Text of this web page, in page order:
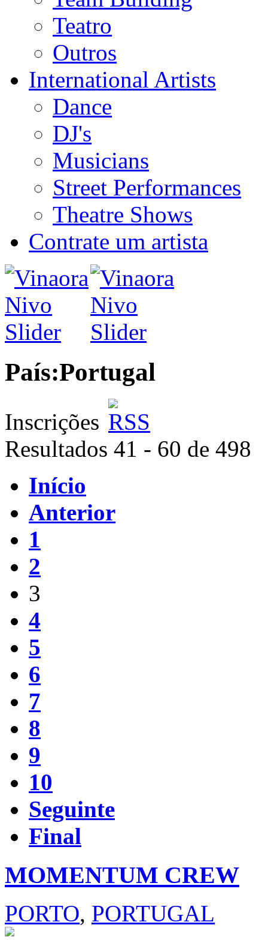
Teatro
Outros
International Artists
Dance
DJ's
Musicians
Street Performances
Theatre Shows
Contrate um artista
País:Portugal
Inscrições
Resultados 41 - 60 de 498
Início
Anterior
1
2
3
4
5
6
7
8
9
10
Seguinte
Final
MOMENTUM CREW
PORTO, PORTUGAL